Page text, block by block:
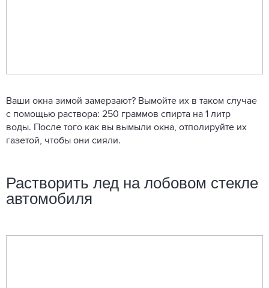
Ваши окна зимой замерзают? Вымойте их в таком случае
с помощью раствора: 250 граммов спирта на 1 литр
воды. После того как вы вымыли окна, отполируйте их
газетой, чтобы они сияли.
Растворить лед на лобовом стекле
автомобиля